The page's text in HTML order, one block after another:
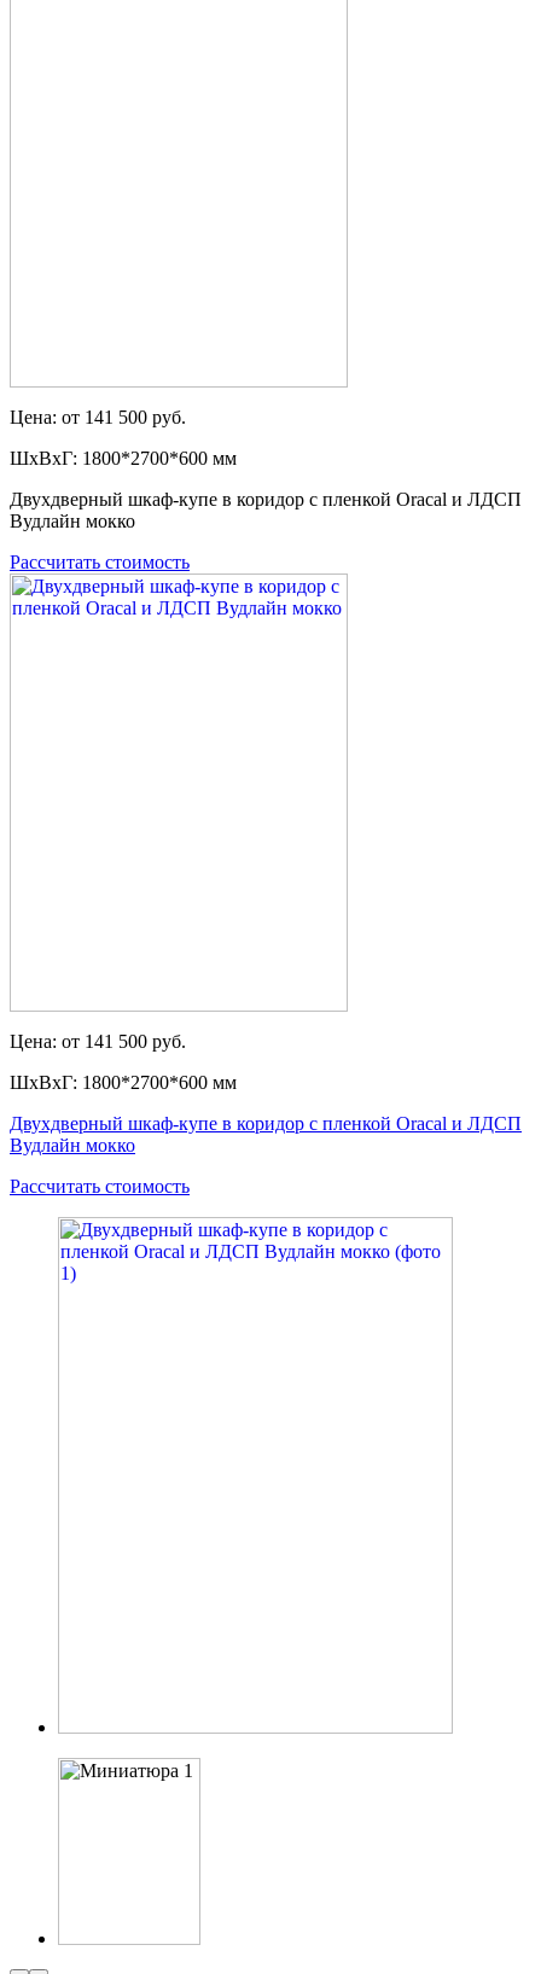
Цена: от 141 500 руб.
ШxВxГ: 1800*2700*600 мм
Двухдверный шкаф-купе в коридор с пленкой Oracal и ЛДСП
Вудлайн мокко
Рассчитать стоимость
Цена: от 141 500 руб.
ШxВxГ: 1800*2700*600 мм
Двухдверный шкаф-купе в коридор с пленкой Oracal и ЛДСП
Вудлайн мокко
Рассчитать стоимость